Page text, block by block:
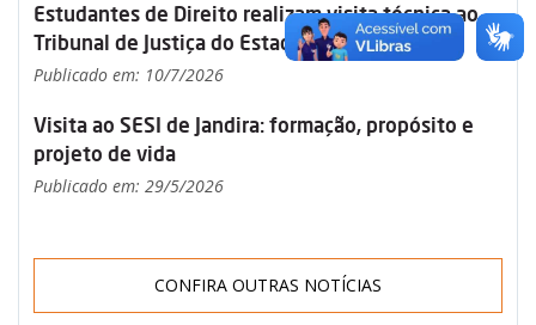
Estudantes de Direito realizam visita técnica ao
Tribunal de Justiça do Estado de São Paulo
Publicado em: 10/7/2026
Visita ao SESI de Jandira: formação, propósito e
projeto de vida
Publicado em: 29/5/2026
CONFIRA OUTRAS NOTÍCIAS